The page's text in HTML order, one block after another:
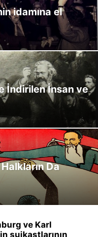
idamına el
İndirilen İnsan ve
Da
ve Karl
suikastlarının